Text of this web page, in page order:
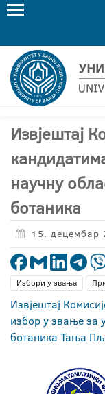
Извјештај
научну
ботаника
15.
Избори у звања
Извјештај
избор у звање за
ботаника Тања